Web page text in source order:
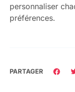
personnaliser
préférences.
PARTAGER